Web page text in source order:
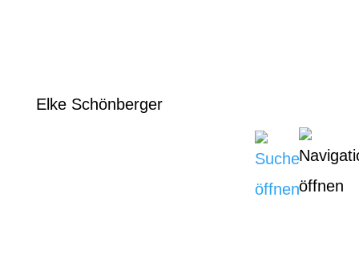
Elke Schönberger